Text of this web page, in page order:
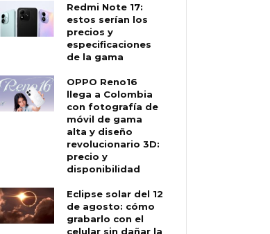
Redmi Note 17:
estos serían los
precios y
especificaciones
de la gama
OPPO Reno16
llega a Colombia
con fotografía de
móvil de gama
alta y diseño
revolucionario 3D:
precio y
disponibilidad
Eclipse solar del 12
de agosto: cómo
grabarlo con el
celular sin dañar la